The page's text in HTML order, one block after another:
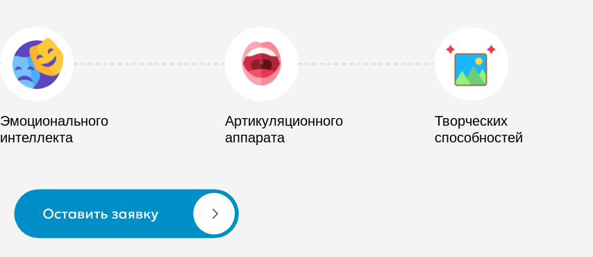
Заказать звонок
Творческих
способностей
Артикуляционного
аппарата
Эмоционального
интеллекта